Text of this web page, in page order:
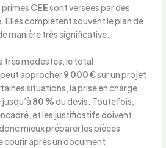
primes CEEsont versées par des
Elles complètent souvent le plan de
manière très significative.
très modestes, le total
peut approcher9 000 €sur un projet
situations, la prise en charge
80 %du devis. Toutefois,
et les justificatifs doivent
mieux préparer les pièces
après un document